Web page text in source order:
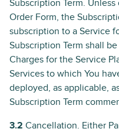
Subscription Term.
Order Form, the
subscription to a Service
Subscription Term shall
Charges for the Service
Services to which You
deployed, as applicable,
Subscription Term
3.2 Cancellation. Either